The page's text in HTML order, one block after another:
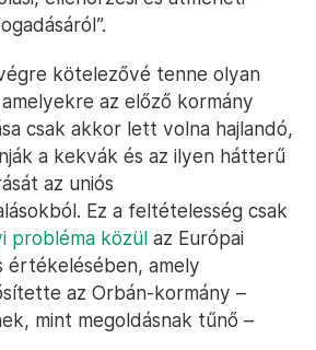
kötelezővé tenne olyan
az előző kormány
csak akkor lett volna hajlandó,
a kekvák és az ilyen hátterű
az uniós
Ez a feltételesség csak
probléma közül az Európai
értékelésében, amely
az Orbán-kormány –
mint megoldásnak tűnő –